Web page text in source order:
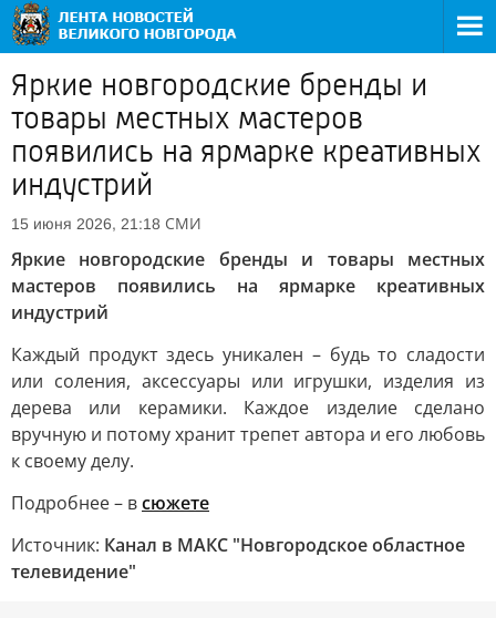
Яркие новгородские бренды и
товары местных мастеров
появились на ярмарке креативных
индустрий
15 июня 2026, 21:18 СМИ
Яркие новгородские бренды и товары местных
мастеров появились на ярмарке креативных
индустрий
Каждый продукт здесь уникален – будь то сладости
или соления, аксессуары или игрушки, изделия из
дерева или керамики. Каждое изделие сделано
вручную и потому хранит трепет автора и его любовь
к своему делу.
Подробнее – всюжете
Источник: Канал в МАКС "Новгородское областное
телевидение"